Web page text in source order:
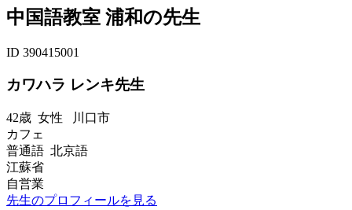
中国語教室 浦和の先生
ID 390415001
カワハラ レンキ先生
42歳 女性 川口市
カフェ
普通語 北京語
江蘇省
自営業
先生のプロフィールを見る